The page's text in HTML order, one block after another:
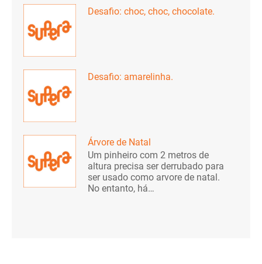
Desafio: choc, choc, chocolate.
Desafio: amarelinha.
Árvore de Natal
Um pinheiro com 2 metros de
altura precisa ser derrubado para
ser usado como arvore de natal.
No entanto, há…